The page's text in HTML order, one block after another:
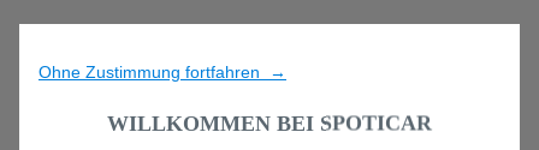
Ohne Zustimmung fortfahren →
WILLKOMMEN BEI SPOTICAR